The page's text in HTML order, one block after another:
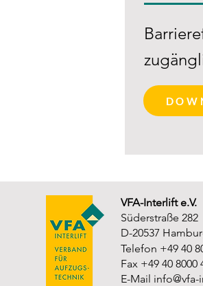
VFA-Interlift e.V.
Süderstraße 282
D-20537
Telefon +49 40
Fax +49 40 8000
E-Mail